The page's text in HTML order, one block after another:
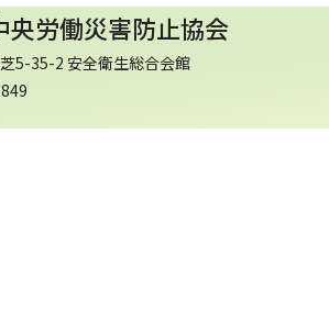
央労働災害防止協会
5-35-2 安全衛生総合会館